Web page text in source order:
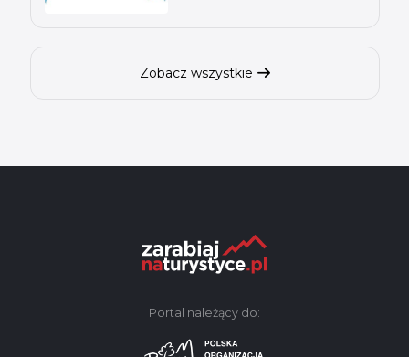
Zobacz wszystkie
Portal należący do: